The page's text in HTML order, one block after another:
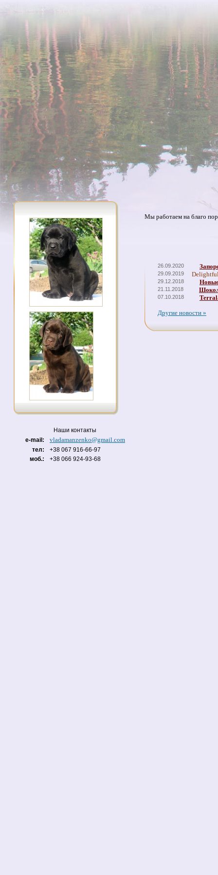
Наши контакты
e-mail:
vladamanzenko@gmail.com
тел:
+38 067 916-66-97
моб.:
+38 066 924-93-68
Мы работаем на благо
26.09.2020
29.09.2019
29.12.2018
21.11.2018
07.10.2018
Другие новости »